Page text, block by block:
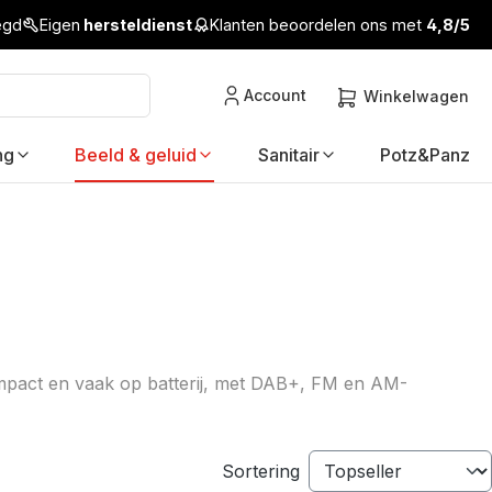
Eigen hersteldienst Klanten beoordelen ons met 4,8/5
Account Winkelwagen
Beeld & geluid Sanitair Potz&Panz
en vaak op batterij, met DAB+, FM en AM-
Sortering